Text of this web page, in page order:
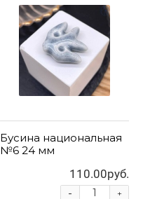
Бусина национальная
№6 24 мм
110.00руб.
+
-